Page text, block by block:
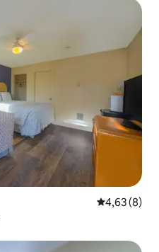
Évaluation
4,63 (8)